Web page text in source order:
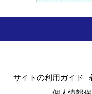
サイトの利用ガイド